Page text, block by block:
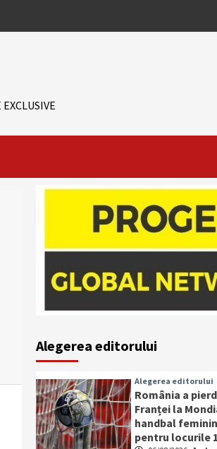
Alegerea editorului
Alegerea editorului
România a
Franței la
handbal
pentru locurile